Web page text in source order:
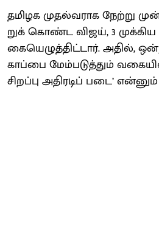
தமிழக முதல்​வ​ராக நேற்று
றுக் கொண்ட விஜய், 3
கையெழுத்​திட்​டார். அதில்,
காப்பை மேம்​படுத்​தும்
சிறப்பு அதிரடிப் படை’